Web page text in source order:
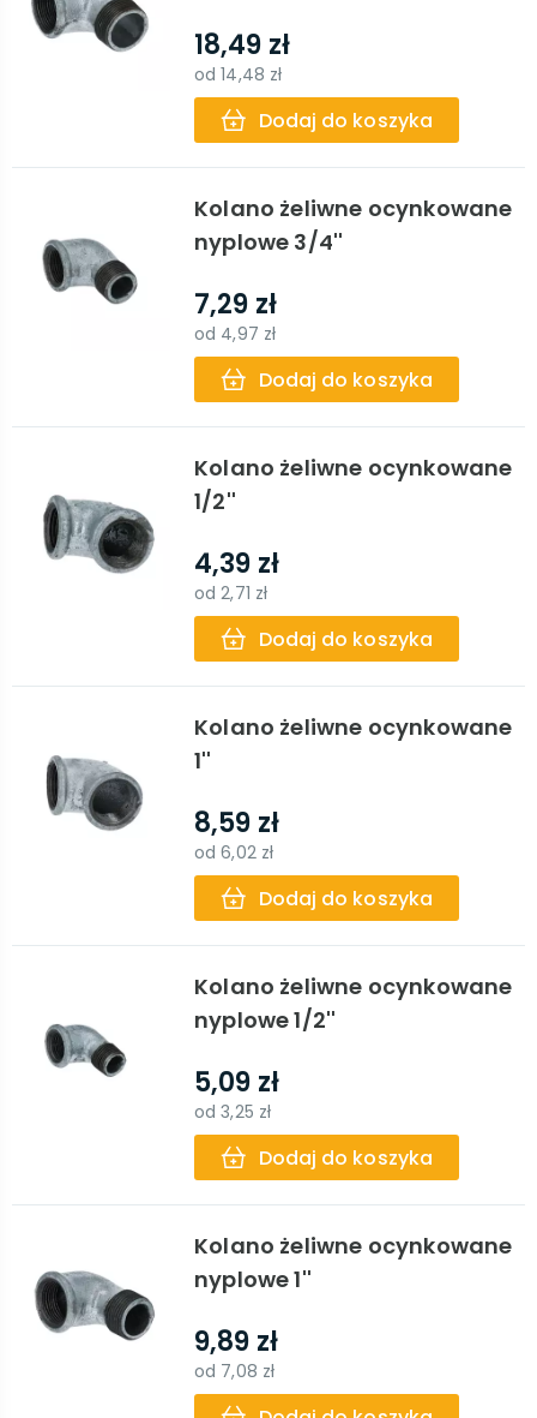
18,49 zł
od14,48 zł
Dodaj do koszyka
Kolano żeliwne ocynkowane
nyplowe 3/4''
7,29 zł
od 4,97 zł
Dodaj do koszyka
Kolano żeliwne ocynkowane
1/2''
4,39 zł
od2,71 zł
Dodaj do koszyka
Kolano żeliwne ocynkowane
1''
8,59 zł
od6,02 zł
Dodaj do koszyka
Kolano żeliwne ocynkowane
nyplowe 1/2''
5,09 zł
od3,25 zł
Dodaj do koszyka
Kolano żeliwne ocynkowane
nyplowe 1''
9,89 zł
od 7,08 zł